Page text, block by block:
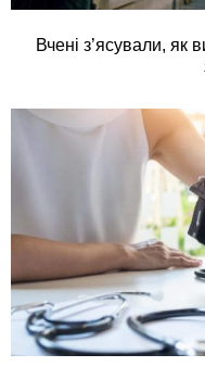
Вчені з’ясували, як